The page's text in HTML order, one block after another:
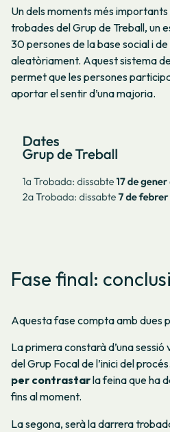
Un dels moments més
trobades del Grup de Treball, un
30 persones de la base social i de
aleatòriament. Aquest sistema
permet que les persones
aportar el sentir d’una majoria.
Fase final:
Aquesta fase compta amb dues
La primera constarà d’una
del Grup Focal de l’inici del
per contrastarla feina que ha
fins al moment.
La segona, serà la darrera